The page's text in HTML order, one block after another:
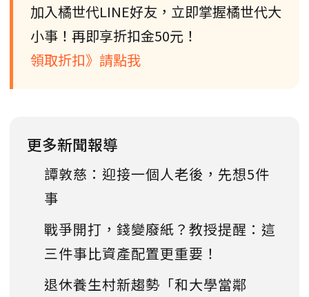
加入橘世代LINE好友，立即掌握橘世代大
小事！再即享折扣金50元！
領取折扣》請點我
更多新聞報導
譚敦慈：迎接一個人老後，先想5件
事
戰爭開打，錢變廢紙？教授提醒：這
三件事比資產配置更重要！
退休養生村新趨勢「和大學當鄰